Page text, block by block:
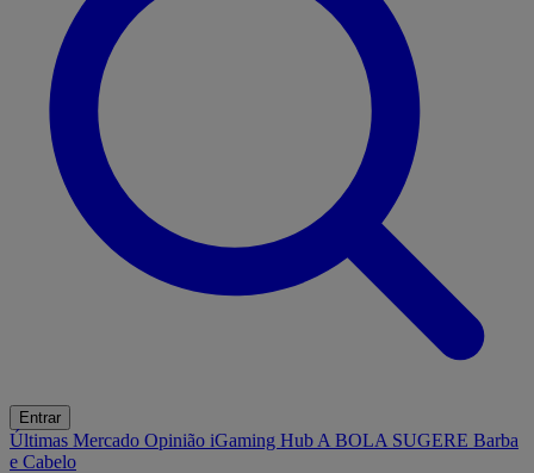
Entrar
Últimas Mercado Opinião iGaming Hub A BOLA SUGERE Barba
e Cabelo